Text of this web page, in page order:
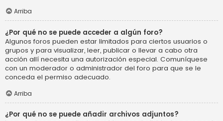
Arriba
¿Por qué no se puede acceder a algún foro?
Algunos foros pueden estar limitados para ciertos usuarios o
grupos y para visualizar, leer, publicar o llevar a cabo otra
acción allí necesita una autorización especial. Comuníquese
con un moderador o administrador del foro para que se le
conceda el permiso adecuado.
Arriba
¿Por qué no se puede añadir archivos adjuntos?